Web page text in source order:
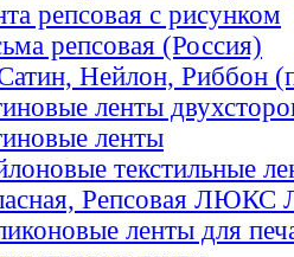
репсовая с рисунком
репсовая (Россия)
Нейлон, Риббон
ленты
ленты
текстильные
Репсовая ЛЮКС
ленты для